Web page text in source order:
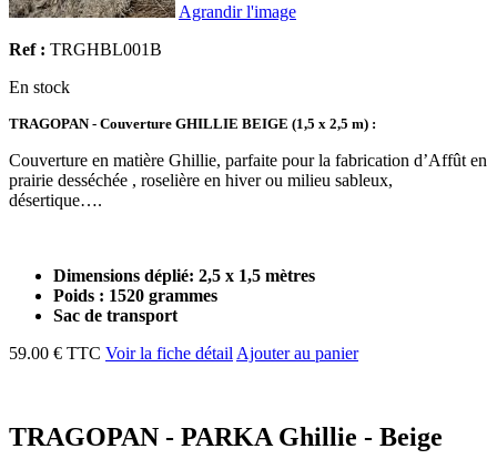
Agrandir l'image
Ref : TRGHBL001B
En stock
TRAGOPAN - Couverture GHILLIE BEIGE (1,5 x 2,5 m) :
Couverture en matière Ghillie, parfaite pour la fabrication d’Affût en
prairie desséchée , roselière en hiver ou milieu sableux,
désertique….
Dimensions déplié: 2,5 x 1,5 mètres
Poids : 1520 grammes
Sac de transport
59.00 € TTC Voir la fiche détail Ajouter au panier
TRAGOPAN - PARKA Ghillie - Beige